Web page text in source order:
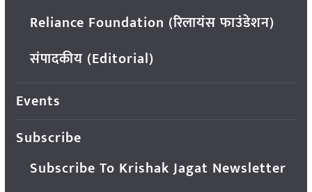
Reliance Foundation (रिलायंस फाउंडेशन)
संपादकीय (Editorial)
Events
Subscribe
Subscribe To Krishak Jagat Newsletter